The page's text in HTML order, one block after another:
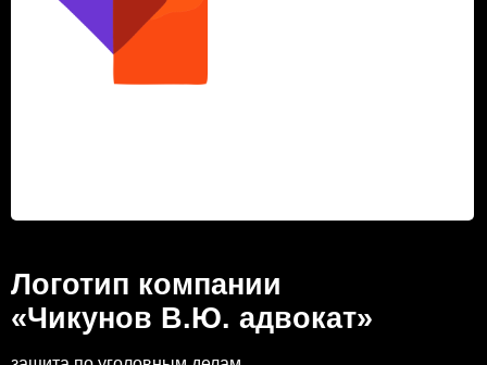
Логотип компании
«Чикунов В.Ю. адвокат»